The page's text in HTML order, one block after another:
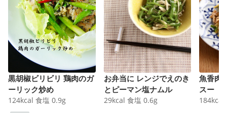
黒胡椒ビリビリ 鶏肉のガ
ーリック炒め
124kcal 食塩 0.9g
お弁当に レンジでえのき
とピーマン塩ナムル
29kcal 食塩 0.6g
魚香肉
スー
184kcal